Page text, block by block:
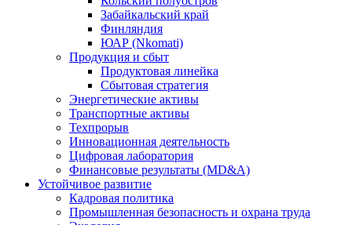
Забайкальский край
Финляндия
ЮАР (Nkomati)
Продукция и сбыт
Продуктовая линейка
Сбытовая стратегия
Энергетические активы
Транспортные активы
Техпрорыв
Инновационная деятельность
Цифровая лаборатория
Финансовые результаты (MD&A)
Устойчивое развитие
Кадровая политика
Промышленная безопасность и охрана труда